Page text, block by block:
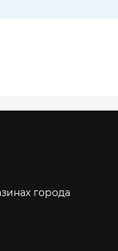
города